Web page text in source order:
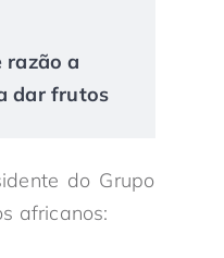
razão a
dar frutos
do Grupo
africanos: